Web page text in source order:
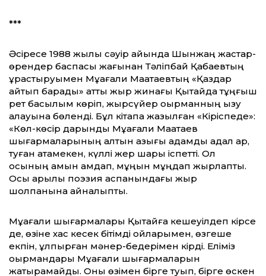
***
Әсіресе 1988 жылы сәуір айында Шынжаң жастар-
өрендер баспасы жағынан Тәліпбай Қабаевтың
құрастыруымен Мұқағали Мақатаевтың «Қаздар
қайтып барады» атты жыр жинағы Қытайда тұңғыш
рет басылым көріп, жырсүйер оқырманның қызу
алқауына бөленді. Бұл кітапқа жазылған «Кіріспеде»:
«Көл-көсір дарынды Мұқағали Мақатаев
шығармаларының алтын қазығы адамдық адал ар,
туған атамекен, күллі жер шары іспетті. Ол
осының қамын қамдап, мұңын мұңдап жырлапты.
Осы арқылы пoэзия аспанындағы жыр
шолпанына айналыпты.
Мұқағали шығармалары Қытайға кешеуілдеп кірсе
де, өзіне хас кесек бітімді ойларымен, өзгеше
екпін, құлпырған мәнер-бедерімен кірді. Еліміз
оқырмандары Мұқағали шығармаларын
жатырқамайды. Оны өзімен бірге туып, бірге өскен